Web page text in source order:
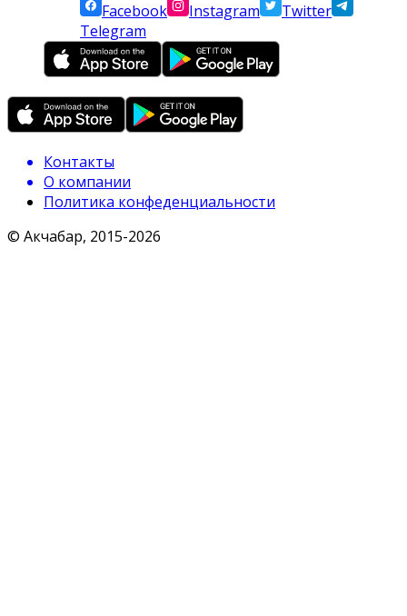
Facebook
Instagram
Twitter
Telegram
Контакты
О компании
Политика конфеденциальности
© Акчабар, 2015-2026